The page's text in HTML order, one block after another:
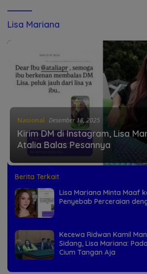
Lisa Mariana
Nasional Desember 18, 2025
Kirim DM di Instagram, Lisa
Atalia Balas Pesannya
Berita Terkait
Lisa Mariana Minta Maaf
Penyebab Perceraian
Kecewa Ridwan Kamil
Sidang, Lisa Mariana:
Cium Tangan Aja